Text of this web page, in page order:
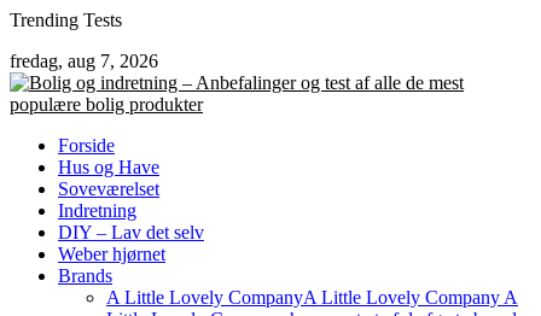
Skip
content
Trending Tests
fredag, aug 7, 2026
Forside
Hus og Have
Soveværelset
Indretning
DIY – Lav det selv
Weber hjørnet
Brands
A Little Lovely CompanyA Little Lovely Company A